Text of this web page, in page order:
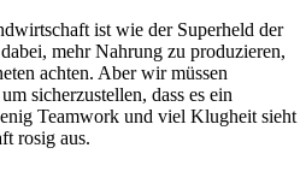
ist wie der Superheld der
mehr Nahrung zu produzieren,
achten. Aber wir müssen
sicherzustellen, dass es ein
Teamwork und viel Klugheit sieht
rosig aus.